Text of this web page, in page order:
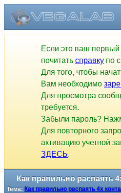
Если это ваш первый
почитать справку по
Для того, чтобы
Вам необходимо
Для просмотра
требуется.
Забыли пароль?
Для повторного
активацию учетной
ЗДЕСЬ.
Тема: Как правильно распаять 4х